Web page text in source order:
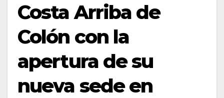
Costa Arriba de
Colón con la
apertura de su
nueva sede en